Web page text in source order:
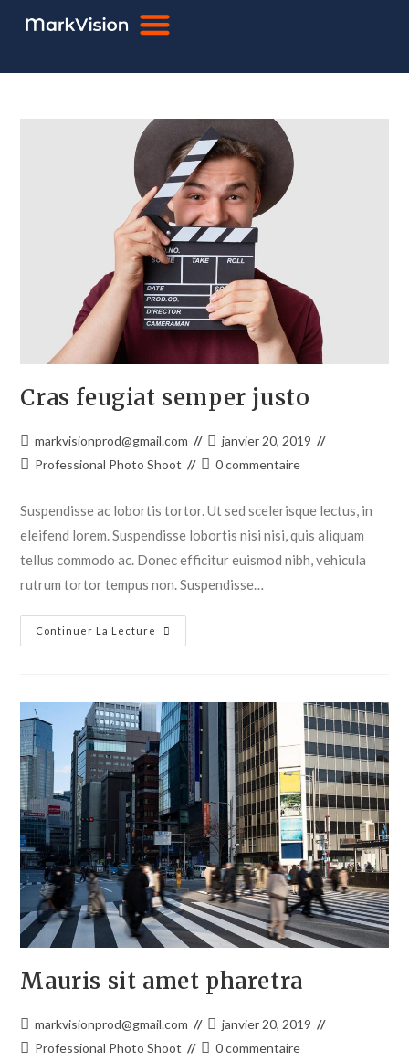
Cras feugiat semper justo
markvisionprod@gmail.com
janvier 20, 2019
Professional Photo Shoot
0 commentaire
Suspendisse ac lobortis tortor. Ut sed scelerisque lectus, in
eleifend lorem. Suspendisse lobortis nisi nisi, quis aliquam
tellus commodo ac. Donec efficitur euismod nibh, vehicula
rutrum tortor tempus non. Suspendisse…
Continuer La Lecture
Mauris sit amet pharetra
markvisionprod@gmail.com
janvier 20, 2019
Professional Photo Shoot
0 commentaire